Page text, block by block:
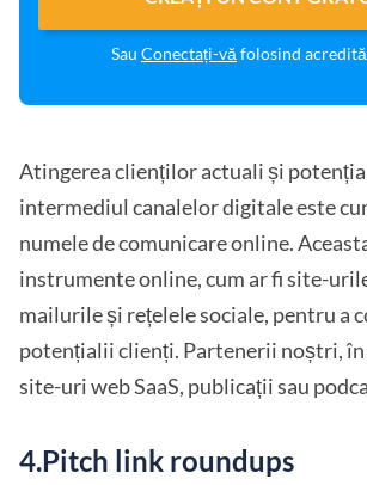
Sau Conectați-vă folosind
Atingerea clienților actuali și
intermediul canalelor digitale este
numele de comunicare online.
instrumente online, cum ar fi site-
mailurile și rețelele sociale, pentru a
potențialii clienți. Partenerii noștri, în
site-uri web SaaS, publicații sau
4.Pitch link roundups